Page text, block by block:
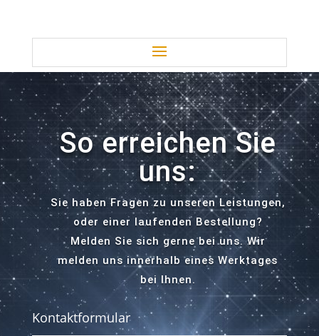
So erreichen Sie
uns:
Sie haben Fragen zu unseren Leistungen,
oder einer laufenden Bestellung?
Melden Sie sich gerne bei uns. Wir
melden uns innerhalb eines Werktages
bei Ihnen.
Kontaktformular